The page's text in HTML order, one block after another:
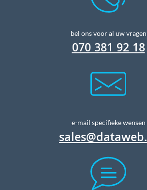
bel ons voor al uw vragen
070 381 92 18
e-mail specifieke wensen